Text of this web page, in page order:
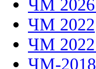
ЧМ 2026
ЧМ 2022
ЧМ 2022
ЧМ-2018